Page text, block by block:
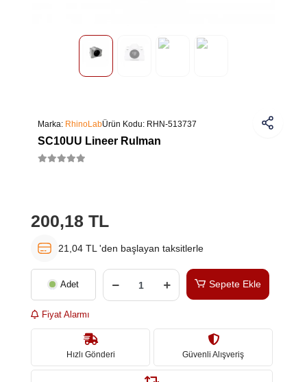
Marka: RhinoLabÜrün Kodu: RHN-513737
SC10UU Lineer Rulman
200,18 TL
21,04 TL 'den başlayan taksitlerle
Adet Sepete Ekle
Fiyat Alarmı
Hızlı Gönderi Güvenli Alışveriş